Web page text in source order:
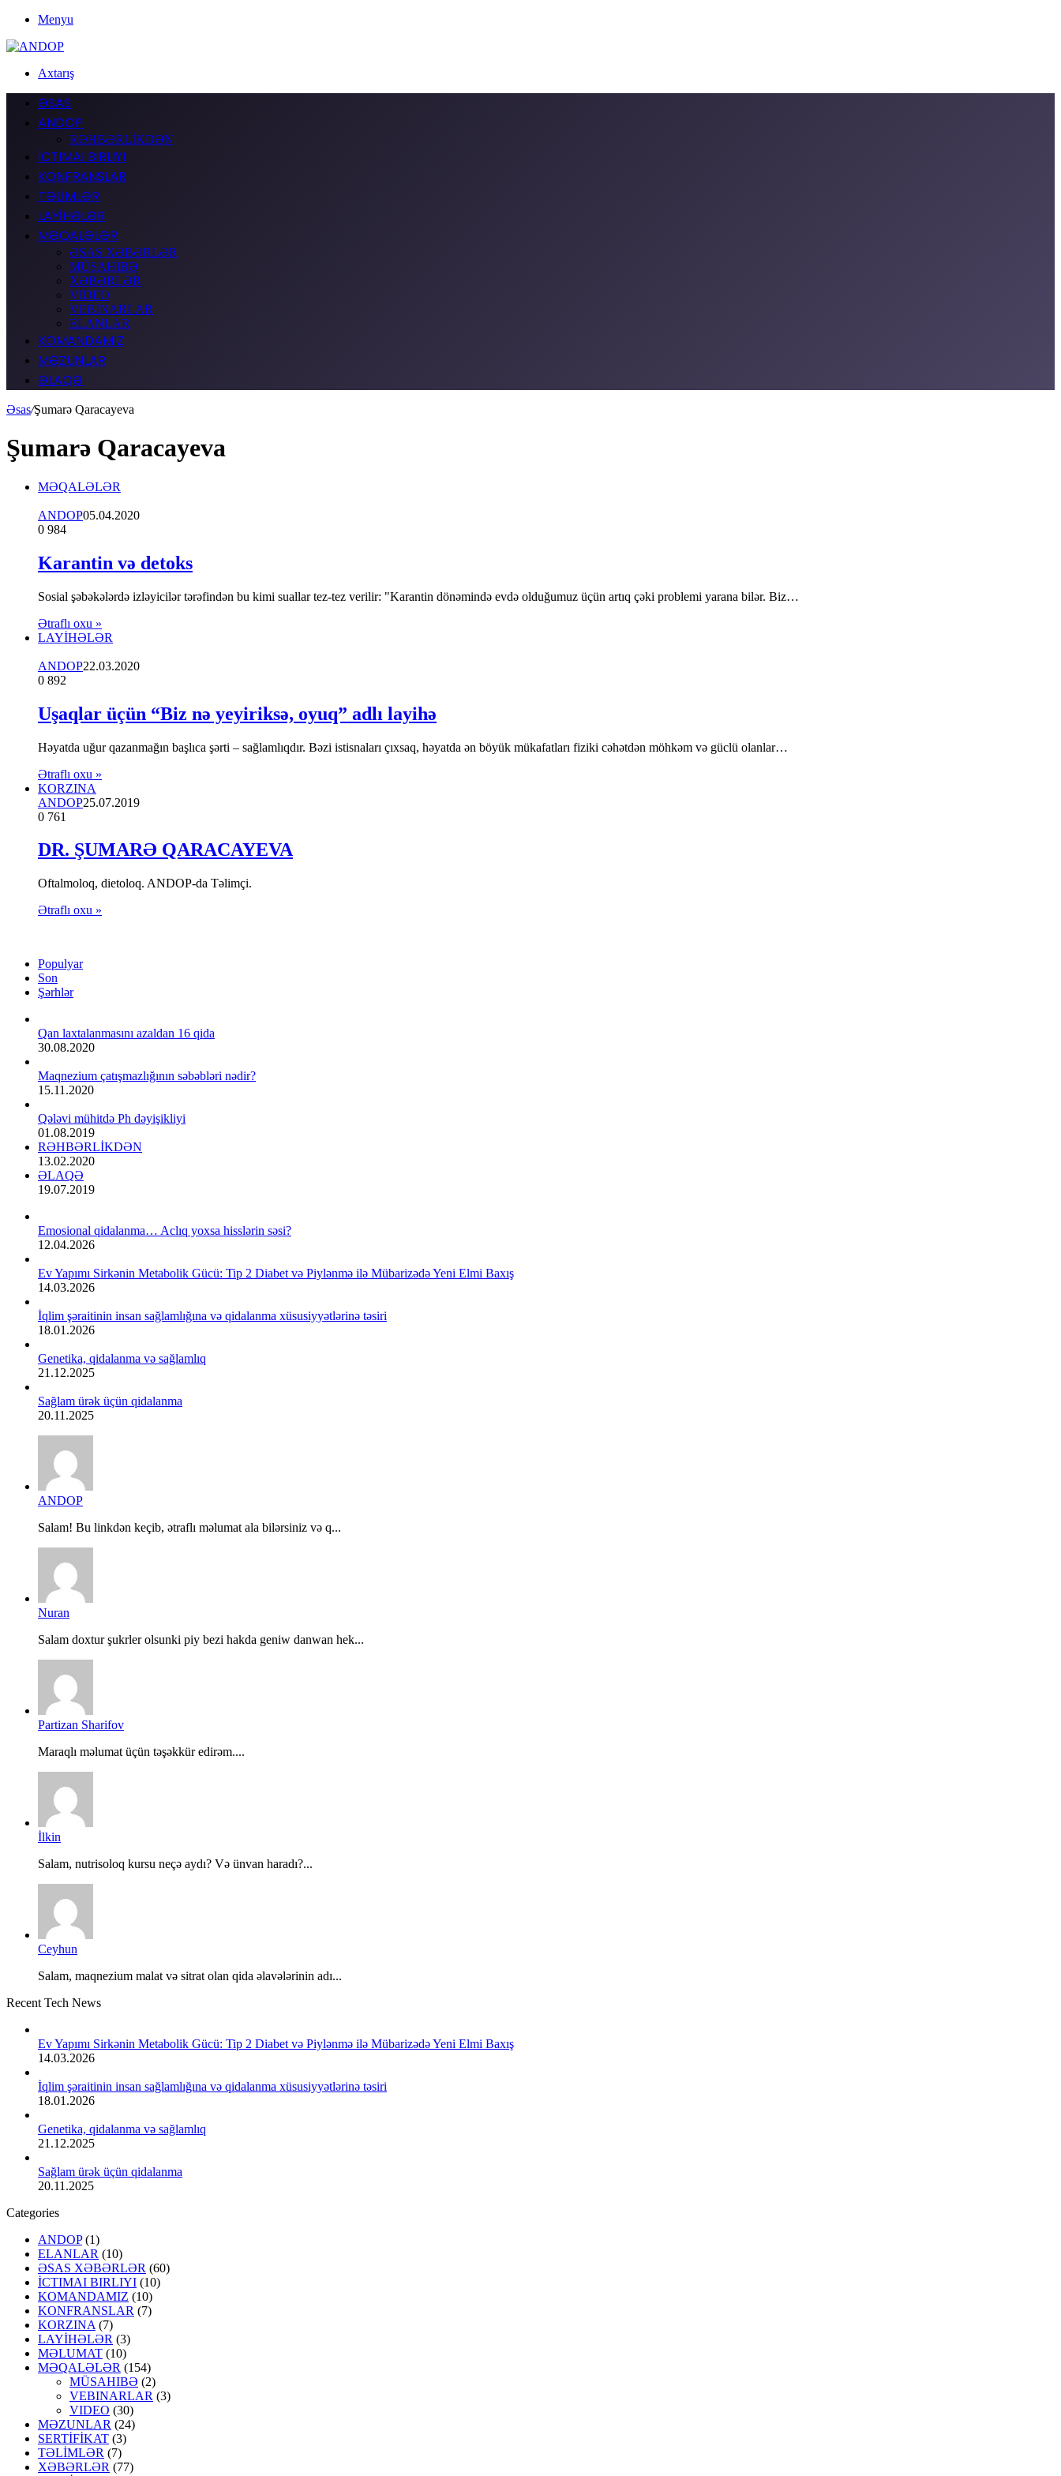
Menyu
Axtarış
ƏSAS
ANDOP
RƏHBƏRLİKDƏN
İCTIMAI BIRLIYI
KONFRANSLAR
TƏLİMLƏR
LAYİHƏLƏR
MƏQALƏLƏR
ƏSAS XƏBƏRLƏR
MÜSAHIBƏ
XƏBƏRLƏR
VIDEO
VEBINARLAR
ELANLAR
KOMANDAMIZ
MƏZUNLAR
ƏLAQƏ
Əsas/Şumarə Qaracayeva
Şumarə Qaracayeva
MƏQALƏLƏR
ANDOP05.04.2020
0 984
Karantin və detoks
Sosial şəbəkələrdə izləyicilər tərəfindən bu kimi suallar tez-tez verilir: "Karantin dönəmində evdə olduğumuz üçün artıq çəki problemi yarana bilər. Biz…
Ətraflı oxu »
LAYİHƏLƏR
ANDOP22.03.2020
0 892
Uşaqlar üçün “Biz nə yeyiriksə, oyuq” adlı layihə
Həyatda uğur qazanmağın başlıca şərti – sağlamlıqdır. Bəzi istisnaları çıxsaq, həyatda ən böyük mükafatları fiziki cəhətdən möhkəm və güclü olanlar…
Ətraflı oxu »
KORZINA
ANDOP25.07.2019
0 761
DR. ŞUMARƏ QARACAYEVA
Oftalmoloq, dietoloq. ANDOP-da Təlimçi.
Ətraflı oxu »
Populyar
Son
Şərhlər
Qan laxtalanmasını azaldan 16 qida
30.08.2020
Maqnezium çatışmazlığının səbəbləri nədir?
15.11.2020
Qələvi mühitdə Ph dəyişikliyi
01.08.2019
RƏHBƏRLİKDƏN
13.02.2020
ƏLAQƏ
19.07.2019
Emosional qidalanma… Aclıq yoxsa hisslərin səsi?
12.04.2026
Ev Yapımı Sirkənin Metabolik Gücü: Tip 2 Diabet və Piylənmə ilə Mübarizədə Yeni Elmi Baxış
14.03.2026
İqlim şəraitinin insan sağlamlığına və qidalanma xüsusiyyətlərinə təsiri
18.01.2026
Genetika, qidalanma və sağlamlıq
21.12.2025
Sağlam ürək üçün qidalanma
20.11.2025
ANDOP
Salam! Bu linkdən keçib, ətraflı məlumat ala bilərsiniz və q...
Nuran
Salam doxtur şukrler olsunki piy bezi hakda geniw danwan hek...
Partizan Sharifov
Maraqlı məlumat üçün təşəkkür edirəm....
İlkin
Salam, nutrisoloq kursu neçə aydı? Və ünvan haradı?...
Ceyhun
Salam, maqnezium malat və sitrat olan qida əlavələrinin adı...
Recent Tech News
Ev Yapımı Sirkənin Metabolik Gücü: Tip 2 Diabet və Piylənmə ilə Mübarizədə Yeni Elmi Baxış
14.03.2026
İqlim şəraitinin insan sağlamlığına və qidalanma xüsusiyyətlərinə təsiri
18.01.2026
Genetika, qidalanma və sağlamlıq
21.12.2025
Sağlam ürək üçün qidalanma
20.11.2025
Categories
ANDOP(1)
ELANLAR (10)
ƏSAS XƏBƏRLƏR (60)
İCTIMAI BIRLIYI (10)
KOMANDAMIZ (10)
KONFRANSLAR (7)
KORZINA (7)
LAYİHƏLƏR (3)
MƏLUMAT (10)
MƏQALƏLƏR (154)
MÜSAHIBƏ (2)
VEBINARLAR (3)
VIDEO (30)
MƏZUNLAR (24)
SERTİFİKAT (3)
TƏLİMLƏR (7)
XƏBƏRLƏR (77)